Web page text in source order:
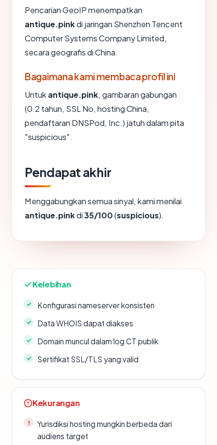
Pencarian GeoIP menempatkan
antique.pinkdi jaringan Shenzhen Tencent
Computer Systems Company Limited,
secara geografis di China.
Bagaimana kami membaca profil ini
Untuk antique.pink, gambaran gabungan
(0.2 tahun, SSL No, hosting China,
pendaftaran DNSPod, Inc.) jatuh dalam pita
"suspicious".
Pendapat akhir
Menggabungkan semua sinyal, kami menilai
antique.pinkdi35/100(suspicious).
Kelebihan
Konfigurasi nameserver konsisten
Data WHOIS dapat diakses
Domain muncul dalam log CT publik
Sertifikat SSL/TLS yang valid
Kekurangan
Yurisdiksi hosting mungkin berbeda dari
audiens target